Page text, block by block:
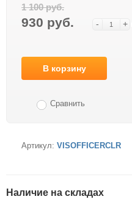
1 100 руб.
930 руб. - +
В корзину
Сравнить
Артикул: VISOFFICERCLR
Наличие на складах